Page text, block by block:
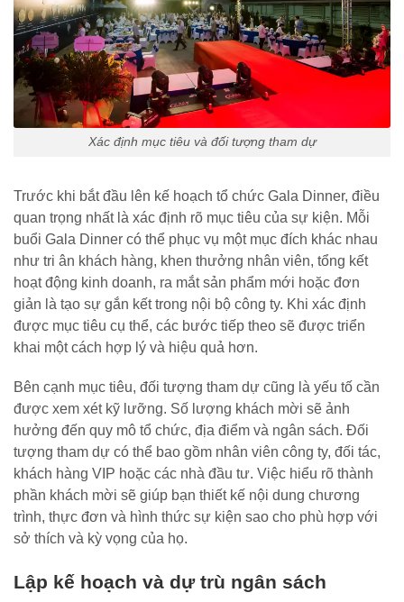
Xác định mục tiêu và đối tượng tham dự
Trước khi bắt đầu lên kế hoạch tổ chức Gala Dinner, điều
quan trọng nhất là xác định rõ mục tiêu của sự kiện. Mỗi
buổi Gala Dinner có thể phục vụ một mục đích khác nhau
như tri ân khách hàng, khen thưởng nhân viên, tổng kết
hoạt động kinh doanh, ra mắt sản phẩm mới hoặc đơn
giản là tạo sự gắn kết trong nội bộ công ty. Khi xác định
được mục tiêu cụ thể, các bước tiếp theo sẽ được triển
khai một cách hợp lý và hiệu quả hơn.
Bên cạnh mục tiêu, đối tượng tham dự cũng là yếu tố cần
được xem xét kỹ lưỡng. Số lượng khách mời sẽ ảnh
hưởng đến quy mô tổ chức, địa điểm và ngân sách. Đối
tượng tham dự có thể bao gồm nhân viên công ty, đối tác,
khách hàng VIP hoặc các nhà đầu tư. Việc hiểu rõ thành
phần khách mời sẽ giúp bạn thiết kế nội dung chương
trình, thực đơn và hình thức sự kiện sao cho phù hợp với
sở thích và kỳ vọng của họ.
Lập kế hoạch và dự trù ngân sách